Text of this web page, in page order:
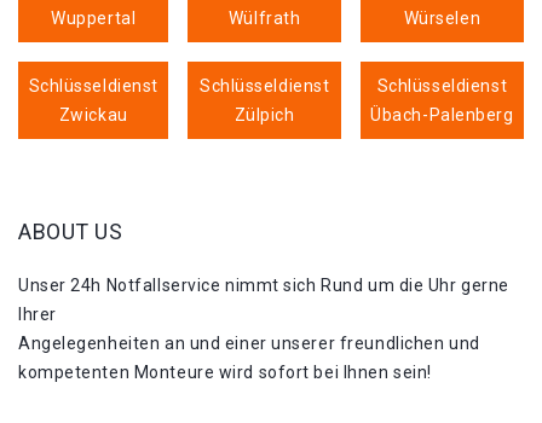
Wuppertal
Wülfrath
Würselen
Schlüsseldienst
Zwickau
Schlüsseldienst
Zülpich
Schlüsseldienst
Übach-Palenberg
ABOUT US
Unser 24h Notfallservice nimmt sich Rund um die Uhr gerne
Ihrer
Angelegenheiten an und einer unserer freundlichen und
kompetenten Monteure wird sofort bei Ihnen sein!